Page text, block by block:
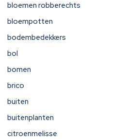
bloemen robberechts
bloempotten
bodembedekkers
bol
bomen
brico
buiten
buitenplanten
citroenmelisse